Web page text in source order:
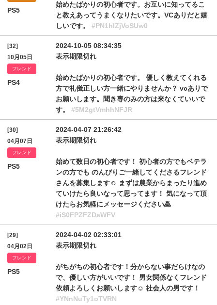
PS5
始めたばかりの初心者です。お互いに知ってるこ
と教えあってうまくなりたいです。VCありだと嬉
しいです。 #PN1hIZjVoSUw0
[32]
10月05日
フレンド
PS4
2024-10-05 08:34:35
表示期限切れ
始めたばかりの初心者です。 優しく教えてくれる
方で礼儀正しい方一緒にやりませんか？ vcありで
お願いします。聞き専のみの方は来なくていいで
す。 #5M2gtVmhhNFJR
[30]
04月07日
フレンド
PS5
2024-04-07 21:26:42
表示期限切れ
始めて数日の初心者です！ 初心者の方でもベテラ
ンの方でも のんびりご一緒してくださるフレンド
さんを募集します☺️ まずは農業からまったり進め
ていけたら良いなって思ってます！ 気になって頂
けたらお気軽にメッセージください🙇
#iS0FPZFZDaWFV
[29]
04月02日
フレンド
PS5
2024-04-02 02:33:01
表示期限切れ
がちがちの初心者です！分からない事だらけなの
で、優しい方がいいです！ 男女関係なくフレンド
依頼よろしくお願いします☺️ 社会人の男です！
#YNnNuTy1oTVRN